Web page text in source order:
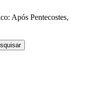
Após Pentecostes,